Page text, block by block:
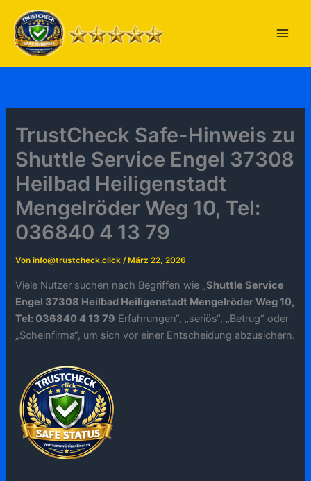
Inhalt
springen
TrustCheck Safe-Hinweis zu
Shuttle Service Engel 37308
Heilbad Heiligenstadt
Mengelröder Weg 10, Tel:
036840 4 13 79
Voninfo@trustcheck.click/ März 22, 2026
Viele Nutzer suchen nach Begriffen wie „Shuttle Service
Engel 37308 Heilbad Heiligenstadt Mengelröder Weg 10,
Tel: 036840 4 13 79 Erfahrungen“, „seriös“, „Betrug“ oder
„Scheinfirma“, um sich vor einer Entscheidung abzusichern.